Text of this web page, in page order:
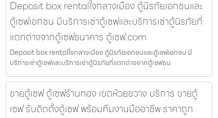
Deposit box rentalใจกลางเมือง ตู้นิรภัยเอกชนและ
ตู้เซฟเอกชน มีบริการเช่าตู้เซฟและบริการเช่าตู้นิรภัยที่
แตกต่างจากตู้เซฟธนาคาร ตู้เซฟ.com
Deposit box rentalใจกลางเมือง ตู้นิรภัยเอกชนและตู้เซฟเอกชน มี
บริการเช่าตู้เซฟและบริการเช่าตู้นิรภัยที่แตกต่างจากตู้เซฟธน
ขายตู้เซฟ ตู้เซฟร้านทอง เขตห้วยขวาง บริการ ขายตู้
เซฟ รับติดตั้งตู้เซฟ พร้อมทีมงานมืออาชีพ ราคาถูก